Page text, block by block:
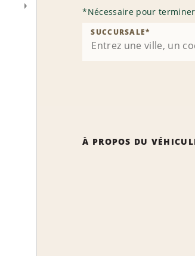
*Nécessaire pour
SUCCURSALE*
À PROPOS DU